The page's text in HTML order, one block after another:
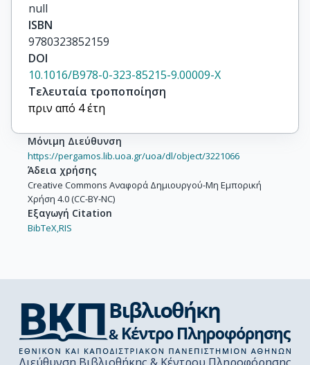
null
ISBN
9780323852159
DOI
10.1016/B978-0-323-85215-9.00009-X
Τελευταία τροποποίηση
πριν από 4 έτη
Μόνιμη Διεύθυνση
https://pergamos.lib.uoa.gr/uoa/dl/object/3221066
Άδεια χρήσης
Creative Commons Αναφορά Δημιουργού-Μη Εμπορική
Χρήση 4.0 (CC-BY-NC)
Εξαγωγή Citation
BibTeX,RIS